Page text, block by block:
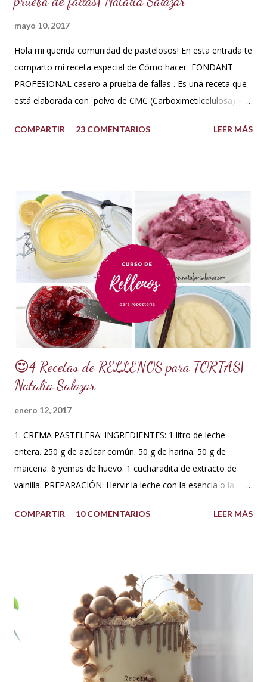
mayo 10, 2017
Hola mi querida comunidad de pastelosos! En esta entrada te
comparto mi receta especial de Cómo hacer FONDANT
PROFESIONAL casero a prueba de fallas . Es una receta que
está elaborada con polvo de CMC (Carboximetilcelulosa) y
que le aportan a la masa elasticidad, firmeza y le ayudan a
maíz o miel de Karo (1/2 taza). Y para climas cálidos usar
Glucosa, la misma cantidad. *7.5 ml de CMC o Tylose *2.5
ml de goma Xantana (Xanthan gum) *1 cucharada de 15 ml
de manteca blanca hidrogenada tipo Crisco o 10 gramos *75
ml de agua o 5 cucharadas de 15 ml *Esencia de almendras
o al gusto *5 ml de VINAGRE BLANCO (opcional, funciona
como preservante) *1 cucharadita de Glicerina ( usar solo si
el clima es ...
COMPARTIR 23 COMENTARIOS LEER MÁS
😍4 Recetas de RELLENOS para TORTAS|
Natalia Salazar
enero 12, 2017
1. CREMA PASTELERA: INGREDIENTES: 1 litro de leche
entera. 250 g de azúcar común. 50 g de harina. 50 g de
maicena. 6 yemas de huevo. 1 cucharadita de extracto de
vainilla. PREPARACIÓN: Hervir la leche con la esencia o la
con el azúcar. Reservar. Tamiza la harina con la maicena y
fuego bajo hasta que espese. No dejar de batir. Cuando haya
espesado sacar del fuego y dejar enfriar moviendo de
cuando en cuando. Se puede agregar una cucharada de
mantequilla para aportar más suavidad y sabor. Tips: Se
puede utilizar otra esencia o leche vegetal. Esta crema es
básica en la pastelería, sirve para rellenar tortas, tartas,
COMPARTIR 10 COMENTARIOS LEER MÁS